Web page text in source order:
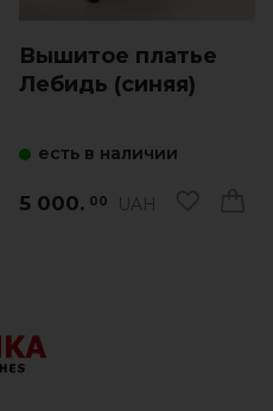
Вышитое платье
Лебидь (синяя)
есть в наличии
5 000. 00 UAH